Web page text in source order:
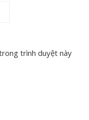
trình duyệt này